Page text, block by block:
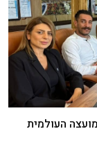
העולמית